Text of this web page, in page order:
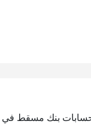
حسابات بنك مسقط